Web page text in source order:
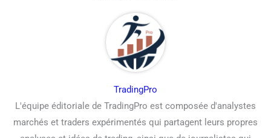
TradingPro
L'équipe éditoriale de TradingPro est composée d'analystes
marchés et traders expérimentés qui partagent leurs propres